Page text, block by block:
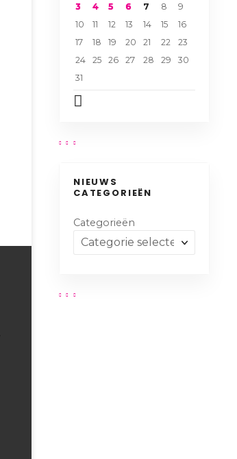
3
4 5 6 7 8
9
10
11 12 13 14 15
16
17
18 19 20 21 22
23
24
25 26 27 28 29
30
31
NIEUWS
CATEGORIEËN
Categorieën